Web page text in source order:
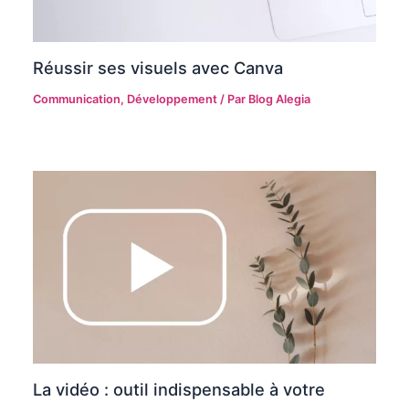
Réussir ses visuels avec Canva
Communication, Développement / Par Blog Alegia
La vidéo : outil indispensable à votre